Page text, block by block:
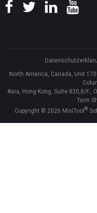
North America, Canada, Unit
Asia, Hong Kong, Suite 820,8/F.,
Tsim
Copyright © 2026 MiniTool ®